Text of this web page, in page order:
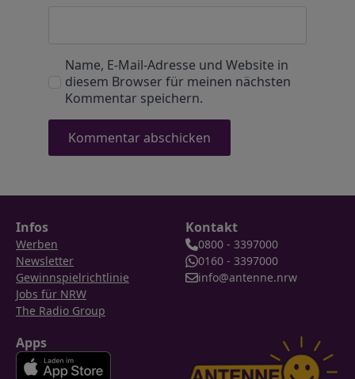
Name, E-Mail-Adresse und Website in
diesem Browser für meinen nächsten
Kommentar speichern.
Infos
Werben
Newsletter
Gewinnspielrichtlinie
Jobs für NRW
The Radio Group
Kontakt
0800 - 3397000
0160 - 3397000
info@antenne.nrw
Apps